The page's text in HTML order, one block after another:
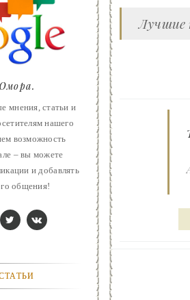
Лучшие
У НАС
мнения, статьи и
нашего
возможность
– вы можете
и добавлять
общения!